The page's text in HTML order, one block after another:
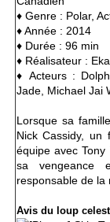
♦ Genre : Polar,
♦ Année : 2014
♦ Durée : 96 min
♦ Réalisateur :
♦ Acteurs :
Jade, Michael Jai
Lorsque sa
Nick Cassidy,
équipe avec
sa vengeance
responsable de la
Avis du loup